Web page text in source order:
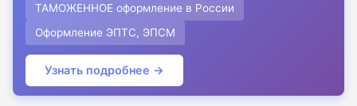
ТАМОЖЕННОЕ оформление в России
Оформление ЭПТС, ЭПСМ
Узнать подробнее →